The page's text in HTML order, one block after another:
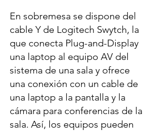
En sobremesa se dispone del
cable Y de Logitech Swytch, la
que conecta Plug-and-Display
una laptop al equipo AV del
sistema de una sala y ofrece
una conexión con un cable de
una laptop a la pantalla y la
cámara para conferencias de la
sala. Así, los equipos pueden